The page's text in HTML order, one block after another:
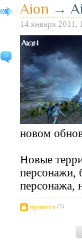
3
Aion →
14 января 2011,
новом
Новые
персонажи,
персонажа,
нравится (3)